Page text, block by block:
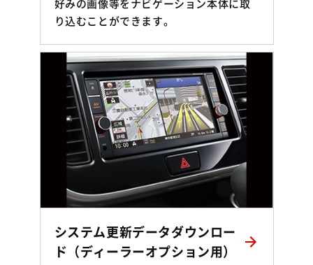
好みの画像等をナビゲーション本体に取
り込むことができます。
システム更新データダウンロー
ド（ディーラーオプション用）